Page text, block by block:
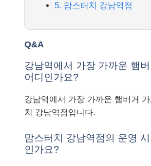
5. 맘스터치 강남역점
Q&A
강남역에서 가장 가까운 햄
어디인가요?
강남역에서 가장 가까운 햄버거
치 강남역점입니다.
맘스터치 강남역점의 운영
인가요?